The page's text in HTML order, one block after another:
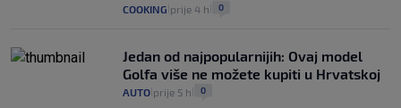
COOKING prije 4 h 0
Jedan od najpopularnijih: Ovaj model
Golfa više ne možete kupiti u Hrvatskoj
AUTO prije 5 h 0